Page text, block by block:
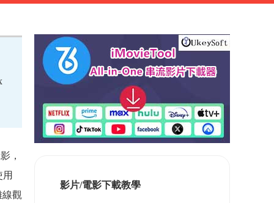
，
線觀
影片/電影下載教學